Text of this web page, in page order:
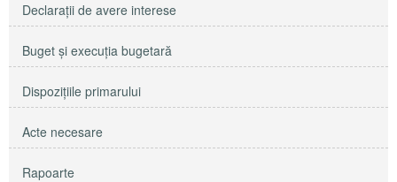
Declaraţii de avere interese
Buget şi execuţia bugetară
Dispoziţiile primarului
Acte necesare
Rapoarte